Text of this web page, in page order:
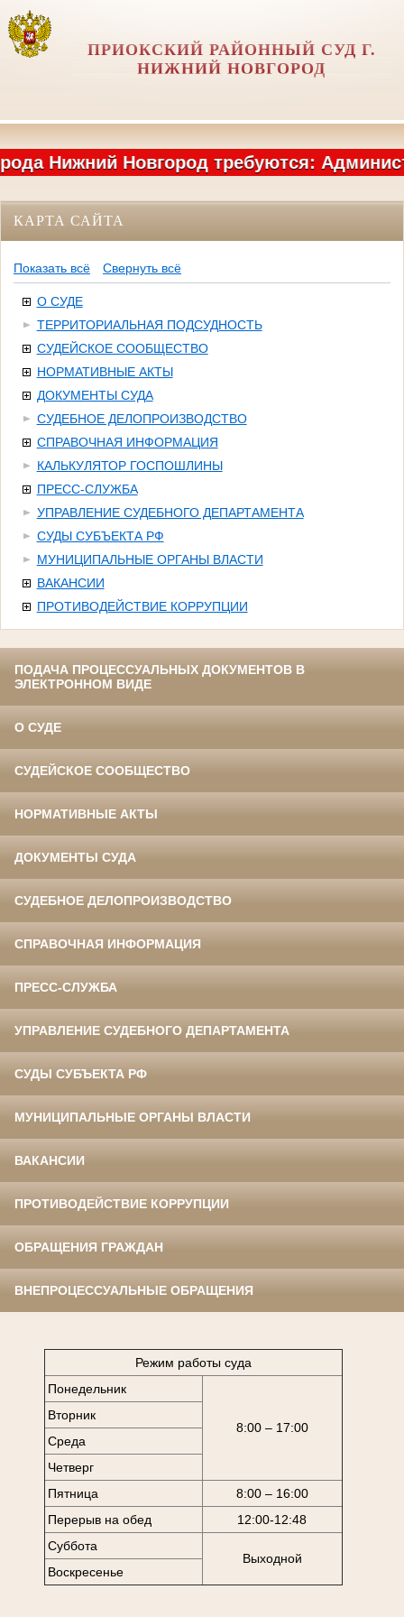
ПРИОКСКИЙ РАЙОННЫЙ СУД Г.
НИЖНИЙ НОВГОРОД
Нижний Новгород требуются:
КАРТА САЙТА
Показать всё Свернуть всё
О СУДЕ
ТЕРРИТОРИАЛЬНАЯ ПОДСУДНОСТЬ
СУДЕЙСКОЕ СООБЩЕСТВО
НОРМАТИВНЫЕ АКТЫ
ДОКУМЕНТЫ СУДА
СУДЕБНОЕ ДЕЛОПРОИЗВОДСТВО
СПРАВОЧНАЯ ИНФОРМАЦИЯ
КАЛЬКУЛЯТОР ГОСПОШЛИНЫ
ПРЕСС-СЛУЖБА
УПРАВЛЕНИЕ СУДЕБНОГО ДЕПАРТАМЕНТА
СУДЫ СУБЪЕКТА РФ
МУНИЦИПАЛЬНЫЕ ОРГАНЫ ВЛАСТИ
ВАКАНСИИ
ПРОТИВОДЕЙСТВИЕ КОРРУПЦИИ
ПОДАЧА ПРОЦЕССУАЛЬНЫХ ДОКУМЕНТОВ В
ЭЛЕКТРОННОМ ВИДЕ
О СУДЕ
СУДЕЙСКОЕ СООБЩЕСТВО
НОРМАТИВНЫЕ АКТЫ
ДОКУМЕНТЫ СУДА
СУДЕБНОЕ ДЕЛОПРОИЗВОДСТВО
СПРАВОЧНАЯ ИНФОРМАЦИЯ
ПРЕСС-СЛУЖБА
УПРАВЛЕНИЕ СУДЕБНОГО ДЕПАРТАМЕНТА
СУДЫ СУБЪЕКТА РФ
МУНИЦИПАЛЬНЫЕ ОРГАНЫ ВЛАСТИ
ВАКАНСИИ
ПРОТИВОДЕЙСТВИЕ КОРРУПЦИИ
ОБРАЩЕНИЯ ГРАЖДАН
ВНЕПРОЦЕССУАЛЬНЫЕ ОБРАЩЕНИЯ
Режим работы суда
Понедельник
8:00 – 17:00
Вторник
Среда
Четверг
Пятница
8:00 – 16:00
Перерыв на обед
12:00-12:48
Суббота
Выходной
Воскресенье